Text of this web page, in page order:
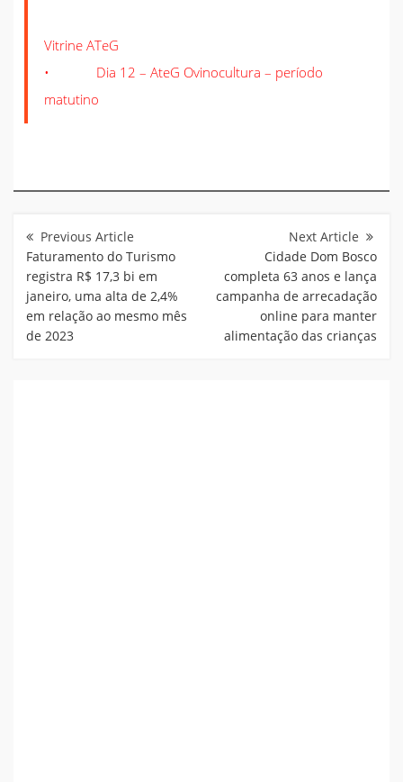
Vitrine ATeG
• Dia 12 – AteG Ovinocultura – período
matutino
de
Post
Faturamento do Turismo
registra R$ 17,3 bi em
janeiro, uma alta de 2,4%
em relação ao mesmo mês
de 2023
Cidade Dom Bosco
completa 63 anos e lança
campanha de arrecadação
online para manter
alimentação das crianças